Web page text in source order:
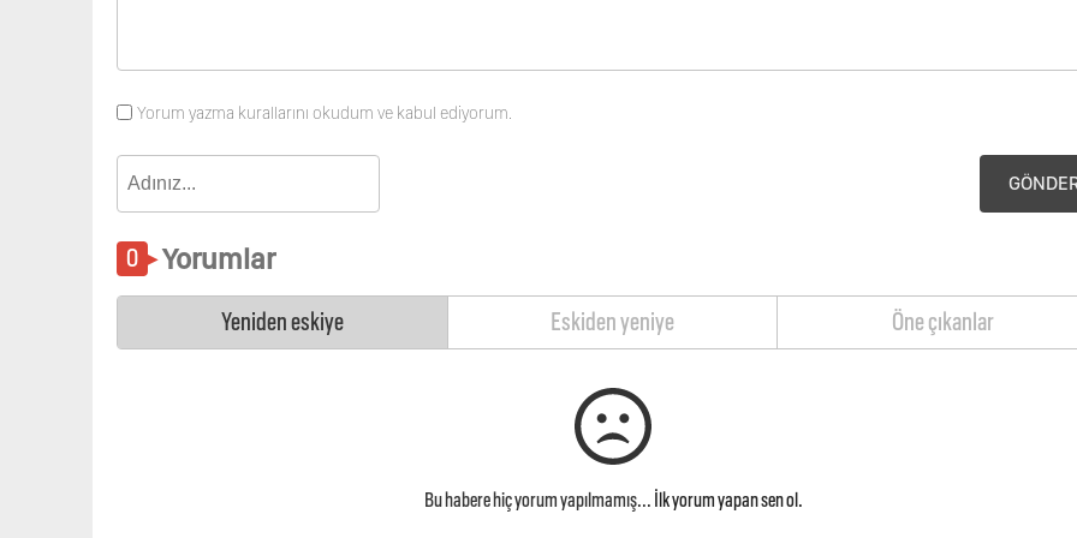
Yorum yazma kurallarını okudum ve kabul ediyorum.
Yorumlar
Yeniden eskiye Eskiden yeniye Öne çıkanlar
Bu habere hiç yorum yapılmamış... İlk yorum yapan sen ol.